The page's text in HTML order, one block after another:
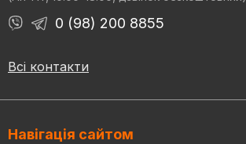
0 (98) 200 8855
Всі контакти
Навігація сайтом